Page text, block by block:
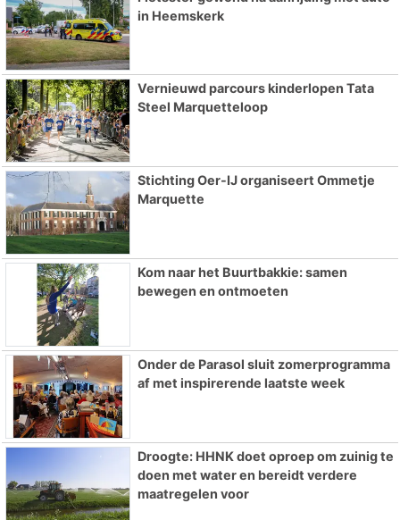
in Heemskerk
Vernieuwd parcours kinderlopen Tata
Steel Marquetteloop
Stichting Oer-IJ organiseert Ommetje
Marquette
Kom naar het Buurtbakkie: samen
bewegen en ontmoeten
Onder de Parasol sluit zomerprogramma
af met inspirerende laatste week
Droogte: HHNK doet oproep om zuinig te
doen met water en bereidt verdere
maatregelen voor